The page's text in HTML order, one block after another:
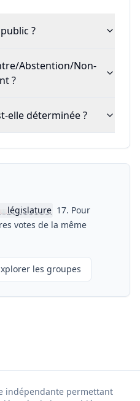
?
Abstention/Non-
?
elle déterminée ?
📖législature 17. Pour
votes de la même
les groupes
indépendante permettant